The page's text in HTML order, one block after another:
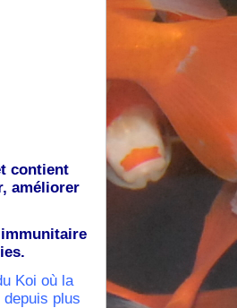
contient
améliorer
Koi où la
plus